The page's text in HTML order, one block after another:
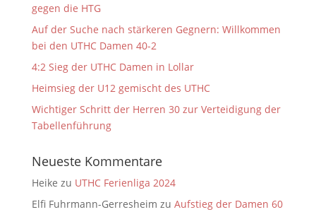
gegen die HTG
Auf der Suche nach stärkeren Gegnern: Willkommen
bei den UTHC Damen 40-2
4:2 Sieg der UTHC Damen in Lollar
Heimsieg der U12 gemischt des UTHC
Wichtiger Schritt der Herren 30 zur Verteidigung der
Tabellenführung
Neueste Kommentare
Heike zu UTHC Ferienliga 2024
Elfi Fuhrmann-Gerresheim zu Aufstieg der Damen 60